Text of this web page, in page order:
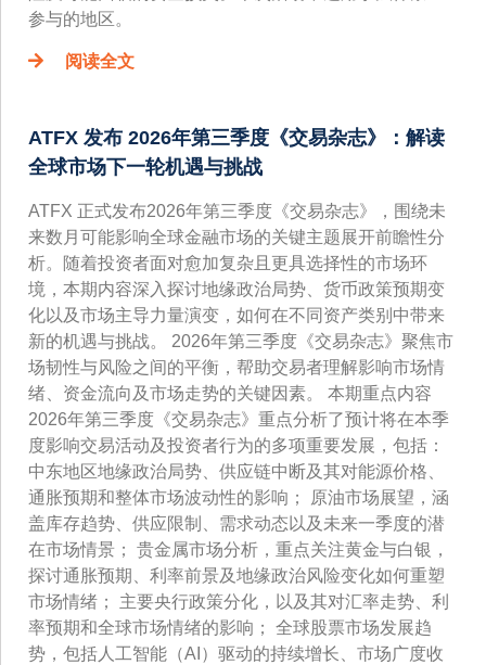
参与的地区。
阅读全文
ATFX 发布 2026年第三季度《交易杂志》：解读
全球市场下一轮机遇与挑战
ATFX 正式发布2026年第三季度《交易杂志》，围绕未
来数月可能影响全球金融市场的关键主题展开前瞻性分
析。随着投资者面对愈加复杂且更具选择性的市场环
境，本期内容深入探讨地缘政治局势、货币政策预期变
化以及市场主导力量演变，如何在不同资产类别中带来
新的机遇与挑战。 2026年第三季度《交易杂志》聚焦市
场韧性与风险之间的平衡，帮助交易者理解影响市场情
绪、资金流向及市场走势的关键因素。 本期重点内容
2026年第三季度《交易杂志》重点分析了预计将在本季
度影响交易活动及投资者行为的多项重要发展，包括：
中东地区地缘政治局势、供应链中断及其对能源价格、
通胀预期和整体市场波动性的影响； 原油市场展望，涵
盖库存趋势、供应限制、需求动态以及未来一季度的潜
在市场情景； 贵金属市场分析，重点关注黄金与白银，
探讨通胀预期、利率前景及地缘政治风险变化如何重塑
市场情绪； 主要央行政策分化，以及其对汇率走势、利
率预期和全球市场情绪的影响； 全球股票市场发展趋
势，包括人工智能（AI）驱动的持续增长、市场广度收